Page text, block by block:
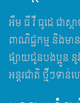
អឹម​ ធី វី ធូដេ ជាស្
ពាណិជ្ជកម្ម និងម
ផ្សាយជូនបងប្អូន នូ
អន្តរជាតិ ថ្មីៗទាន់